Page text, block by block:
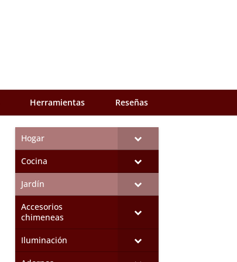
Herramientas Reseñas
Hogar
Cocina
Jardín
Accesorios
chimeneas
Iluminación